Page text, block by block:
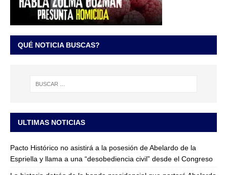
QUÉ NOTICIA BUSCAS?
ULTIMAS NOTICIAS
Pacto Histórico no asistirá a la posesión de Abelardo de la
Espriella y llama a una “desobediencia civil” desde el Congreso